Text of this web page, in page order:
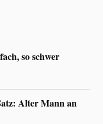
so schwer
Alter Mann an